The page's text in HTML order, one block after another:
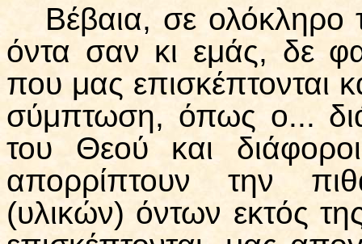
Βέβαια, σε
όντα σαν κι εμάς, δε
που μας επισκέπτονται
σύμπτωση, όπως ο...
του Θεού και
απορρίπτουν την
(υλικών) όντων εκτός